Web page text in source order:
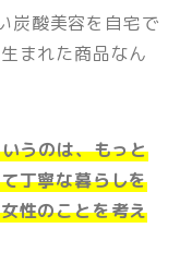
炭酸美容を自宅で
まれた商品なん
うのは、もっと
丁寧な暮らしを
性のことを考え